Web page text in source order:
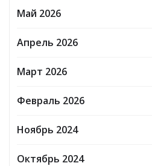
Май 2026
Апрель 2026
Март 2026
Февраль 2026
Ноябрь 2024
Октябрь 2024